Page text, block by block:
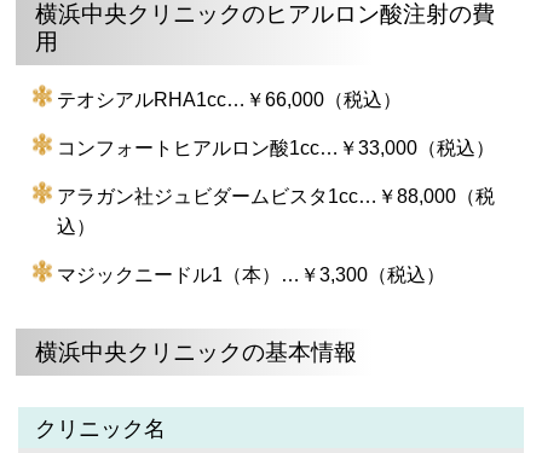
横浜中央クリニックのヒアルロン酸注射の費
用
テオシアルRHA1cc…￥66,000（税込）
コンフォートヒアルロン酸1cc…￥33,000（税込）
アラガン社ジュビダームビスタ1cc…￥88,000（税
込）
マジックニードル1（本）…￥3,300（税込）
横浜中央クリニックの基本情報
クリニック名